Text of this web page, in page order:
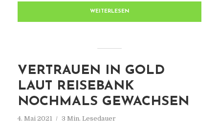
WEITERLESEN
VERTRAUEN IN GOLD
LAUT REISEBANK
NOCHMALS GEWACHSEN
4. Mai 2021 3 Min. Lesedauer